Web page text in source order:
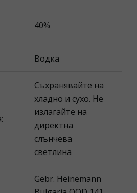
40%
Водка
Съхранявайте на
хладно и сухо. Не
излагайте на
директна
слънчева
светлина
Gebr. Heinemann